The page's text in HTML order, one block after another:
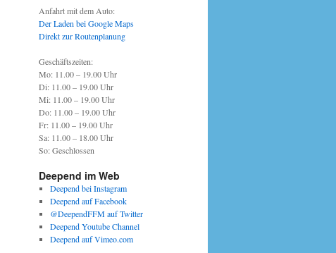
Anfahrt mit dem Auto:
Der Laden bei Google Maps
Direkt zur Routenplanung
Geschäftszeiten:
Mo: 11.00 – 19.00 Uhr
Di: 11.00 – 19.00 Uhr
Mi: 11.00 – 19.00 Uhr
Do: 11.00 – 19.00 Uhr
Fr: 11.00 – 19.00 Uhr
Sa: 11.00 – 18.00 Uhr
So: Geschlossen
Deepend im Web
Deepend bei Instagram
Deepend auf Facebook
@DeependFFM auf Twitter
Deepend Youtube Channel
Deepend auf Vimeo.com